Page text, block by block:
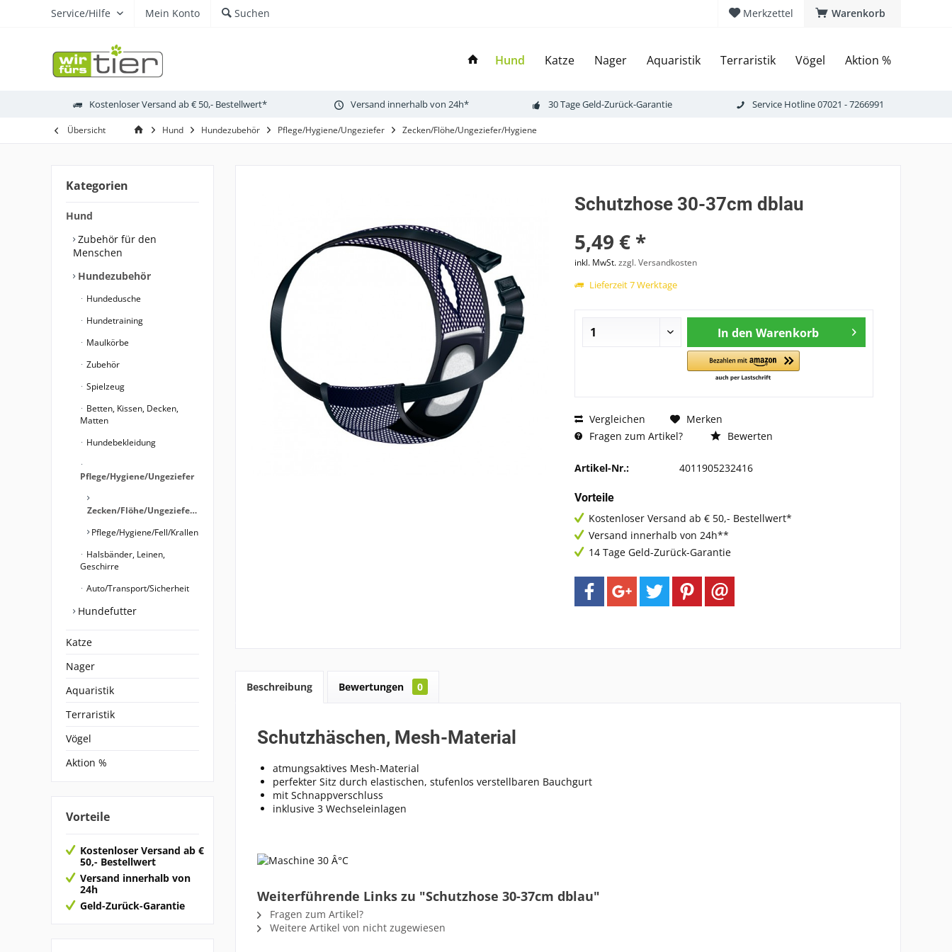
Warenkorb
Merkzettel
Service/Hilfe Mein Konto Suchen
Hund Katze Nager Aquaristik Terraristik Vögel Aktion %
Kostenloser Versand ab € 50,- Bestellwert* Versand innerhalb von 24h* 30 Tage Geld-Zurück-Garantie Service Hotline 07021 - 7266991
Übersicht Hund Hundezubehör Pflege/Hygiene/Ungeziefer Zecken/Flöhe/Ungeziefer/Hygiene
Kategorien
Hund
Zubehör für den
Menschen
Hundezubehör
Hundedusche
Hundetraining
Maulkörbe
Zubehör
Spielzeug
Betten, Kissen, Decken,
Matten
Hundebekleidung
Pflege/Hygiene/Ungeziefer
Zecken/Flöhe/Ungeziefer/Hygiene
Pflege/Hygiene/Fell/Krallen
Halsbänder, Leinen,
Geschirre
Auto/Transport/Sicherheit
Hundefutter
Katze
Nager
Aquaristik
Terraristik
Vögel
Aktion %
Vorteile
Kostenloser Versand ab €
50,- Bestellwert
Versand innerhalb von
24h
Geld-Zurück-Garantie
Schutzhose 30-37cm dblau
5,49 € *
inkl. MwSt.zzgl. Versandkosten
Lieferzeit 7 Werktage
In den Warenkorb
Vergleichen
Merken
Fragen zum Artikel?
Bewerten
Artikel-Nr.: 4011905232416
Vorteile
Kostenloser Versand ab € 50,- Bestellwert*
Versand innerhalb von 24h**
14 Tage Geld-Zurück-Garantie
Beschreibung Bewertungen 0
Schutzhäschen, Mesh-Material
atmungsaktives Mesh-Material
perfekter Sitz durch elastischen, stufenlos verstellbaren Bauchgurt
mit Schnappverschluss
inklusive 3 Wechseleinlagen
Weiterführende Links zu "Schutzhose 30-37cm dblau"
Fragen zum Artikel?
Weitere Artikel von nicht zugewiesen